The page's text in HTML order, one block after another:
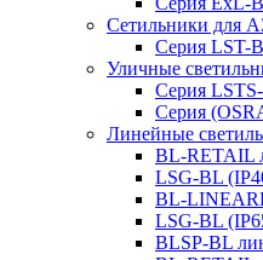
Сетильники для
Серия LST-
Уличные
Серия
Серия
Линейные
BL-RETAIL
LSG-BL
BL-
LSG-BL
BLSP-BL